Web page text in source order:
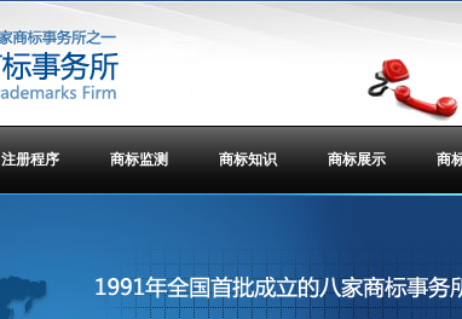
注册程序 商标监测 商标知识 商标展示 商